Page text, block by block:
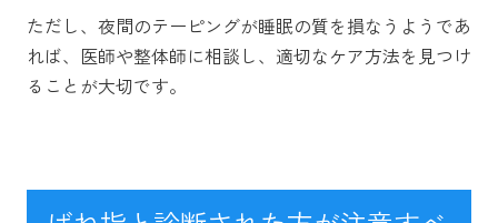
ただし、夜間のテーピングが睡眠の質を損なうようであ
れば、医師や整体師に相談し、適切なケア方法を見つけ
ることが大切です。